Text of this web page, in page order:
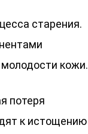
старения.
молодости кожи.
потеря
к истощению